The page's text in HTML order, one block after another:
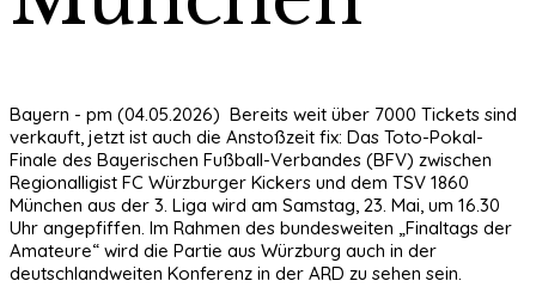
Bayern - pm (04.05.2026) Bereits weit über 7000 Tickets sind
verkauft, jetzt ist auch die Anstoßzeit fix: Das Toto-Pokal-
Finale des Bayerischen Fußball-Verbandes (BFV) zwischen
Regionalligist FC Würzburger Kickers und dem TSV 1860
München aus der 3. Liga wird am Samstag, 23. Mai, um 16.30
Uhr angepfiffen. Im Rahmen des bundesweiten „Finaltags der
Amateure“ wird die Partie aus Würzburg auch in der
deutschlandweiten Konferenz in der ARD zu sehen sein.